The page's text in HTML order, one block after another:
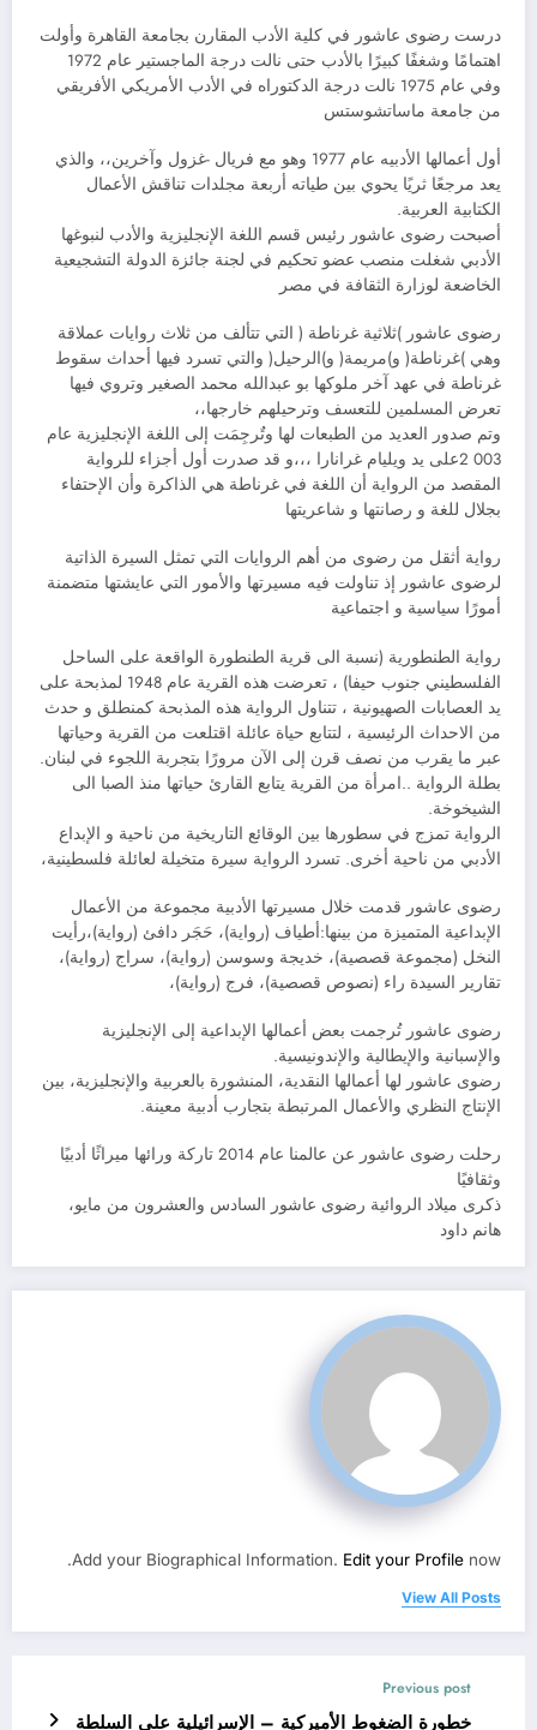
درست رضوى عاشور في كلية الأدب المقارن بجامعة القاهرة وأولت
اهتمامًا وشغفًا كبيرًا بالأدب حتى نالت درجة الماجستير عام 1972
وفي عام 1975 نالت درجة الدكتوراه في الأدب الأمريكي الأفريقي
من جامعة ماساتشوستس
أول أعمالها الأدبيه عام 1977 وهو مع فريال -غزول وآخرين،، والذي
يعد مرجعًا ثريًا يحوي بين طياته أربعة مجلدات تناقش الأعمال
الكتابية العربية.
أصبحت رضوى عاشور رئيس قسم اللغة الإنجليزية والأدب لنبوغها
الأدبي شغلت منصب عضو تحكيم في لجنة جائزة الدولة التشجيعية
الخاضعة لوزارة الثقافة في مصر
رضوى عاشور )ثلاثية غرناطة ( التي تتألف من ثلاث روايات عملاقة
وهي )غرناطة( و)مريمة( و)الرحيل( والتي تسرد فيها أحداث سقوط
غرناطة في عهد آخر ملوكها بو عبدالله محمد الصغير وتروي فيها
تعرض المسلمين للتعسف وترحيلهم خارجها،،
وتم صدور العديد من الطبعات لها وتٌرجِمَت إلى اللغة الإنجليزية عام
003 2على يد ويليام غرانارا ،،،و قد صدرت أول أجزاء للرواية
المقصد من الرواية أن اللغة في غرناطة هي الذاكرة وأن الإحتفاء
بجلال للغة و رصانتها و شاعريتها
رواية أثقل من رضوى من أهم الروايات التي تمثل السيرة الذاتية
لرضوى عاشور إذ تناولت فيه مسيرتها والأمور التي عايشتها متضمنة
أمورًا سياسية و اجتماعية
رواية الطنطورية (نسبة الى قرية الطنطورة الواقعة على الساحل
الفلسطيني جنوب حيفا) ، تعرضت هذه القرية عام 1948 لمذبحة على
يد العصابات الصهيونية ، تتناول الرواية هذه المذبحة كمنطلق و حدث
من الاحداث الرئيسية ، لتتابع حياة عائلة اقتلعت من القرية وحياتها
عبر ما يقرب من نصف قرن إلى الآن مرورًا بتجربة اللجوء في لبنان.
بطلة الرواية ..امرأة من القرية يتابع القارئ حياتها منذ الصبا الى
الشيخوخة.
الرواية تمزج في سطورها بين الوقائع التاريخية من ناحية و الإبداع
الأدبي من ناحية أخرى. تسرد الرواية سيرة متخيلة لعائلة فلسطينية،
رضوى عاشور قدمت خلال مسيرتها الأدبية مجموعة من الأعمال
الإبداعية المتميزة من بينها:أطياف (رواية)، حَجَر دافئ (رواية)،رأيت
النخل (مجموعة قصصية)، خديجة وسوسن (رواية)، سراج (رواية)،
تقارير السيدة راء (نصوص قصصية)، فرج (رواية)،
رضوى عاشور تُرجمت بعض أعمالها الإبداعية إلى الإنجليزية
والإسبانية والإيطالية والإندونيسية.
رضوى عاشور لها أعمالها النقدية، المنشورة بالعربية والإنجليزية، بين
الإنتاج النظري والأعمال المرتبطة بتجارب أدبية معينة.
رحلت رضوى عاشور عن عالمنا عام 2014 تاركة ورائها ميراثًا أدبيًا
وثقافيًا
ذكرى ميلاد الروائية رضوى عاشور السادس والعشرون من مايو،
هانم داود
Add your Biographical Information. Edit your Profile now.
View All Posts
Previous post
خطورة الضغوط الأميركية – الإسرائيلية على السلطة